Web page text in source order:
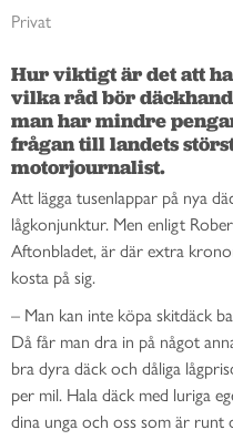
Privat
Hur viktigt är det att
vilka råd bör
man har mindre
frågan till landets
motorjournalist.
Att lägga tusenlappar på nya
lågkonjunktur. Men enligt
Aftonbladet, är där extra
kosta på sig.
– Man kan inte köpa skitdäck
Då får man dra in på något
bra dyra däck och dåliga
per mil. Hala däck med luriga
dina unga och oss som är runt